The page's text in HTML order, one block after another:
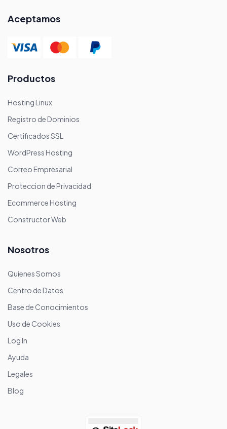
Aceptamos
Productos
Hosting Linux
Registro de Dominios
Certificados SSL
WordPress Hosting
Correo Empresarial
Proteccion de Privacidad
Ecommerce Hosting
Constructor Web
Nosotros
Quienes Somos
Centro de Datos
Base de Conocimientos
Uso de Cookies
Log In
Ayuda
Legales
Blog